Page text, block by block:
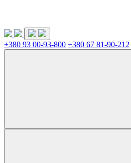
+380 93 00-93-800 +380 67 81-90-212